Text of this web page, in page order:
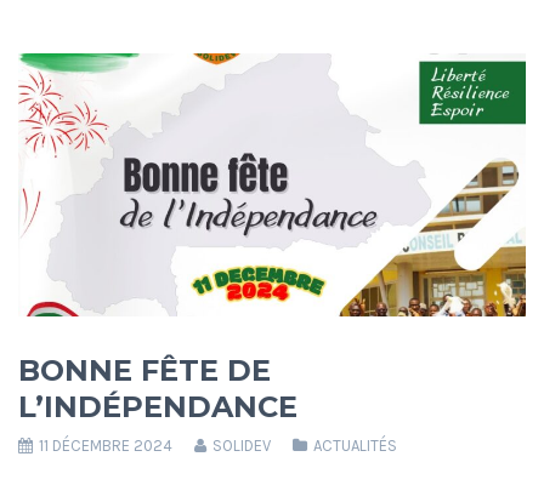
BONNE FÊTE DE
L’INDÉPENDANCE
11 DÉCEMBRE 2024 SOLIDEV ACTUALITÉS